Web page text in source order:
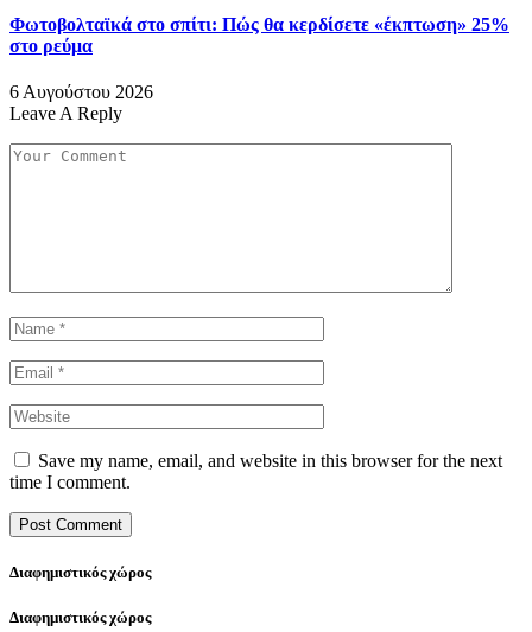
Φωτοβολταϊκά στο σπίτι: Πώς θα κερδίσετε «έκπτωση» 25%
στο ρεύμα
6 Αυγούστου 2026
Leave A Reply
Save my name, email, and website in this browser for the next
time I comment.
Διαφημιστικός χώρος
Διαφημιστικός χώρος